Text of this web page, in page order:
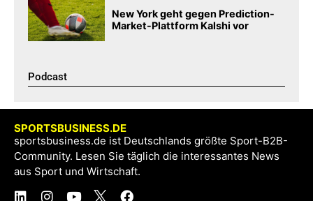
New York geht gegen Prediction-
Market-Plattform Kalshi vor
Podcast​
SPORTSBUSINESS.DE
sportsbusiness.de ist Deutschlands größte Sport-B2B-
Community. Lesen Sie täglich die interessantes News
aus Sport und Wirtschaft.